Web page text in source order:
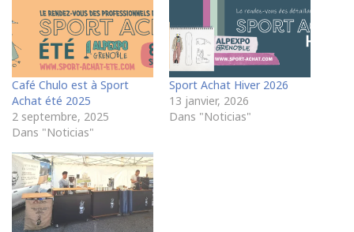
Café Chulo est à Sport
Achat été 2025
2 septembre, 2025
Dans "Noticias"
Sport Achat Hiver 2026
13 janvier, 2026
Dans "Noticias"